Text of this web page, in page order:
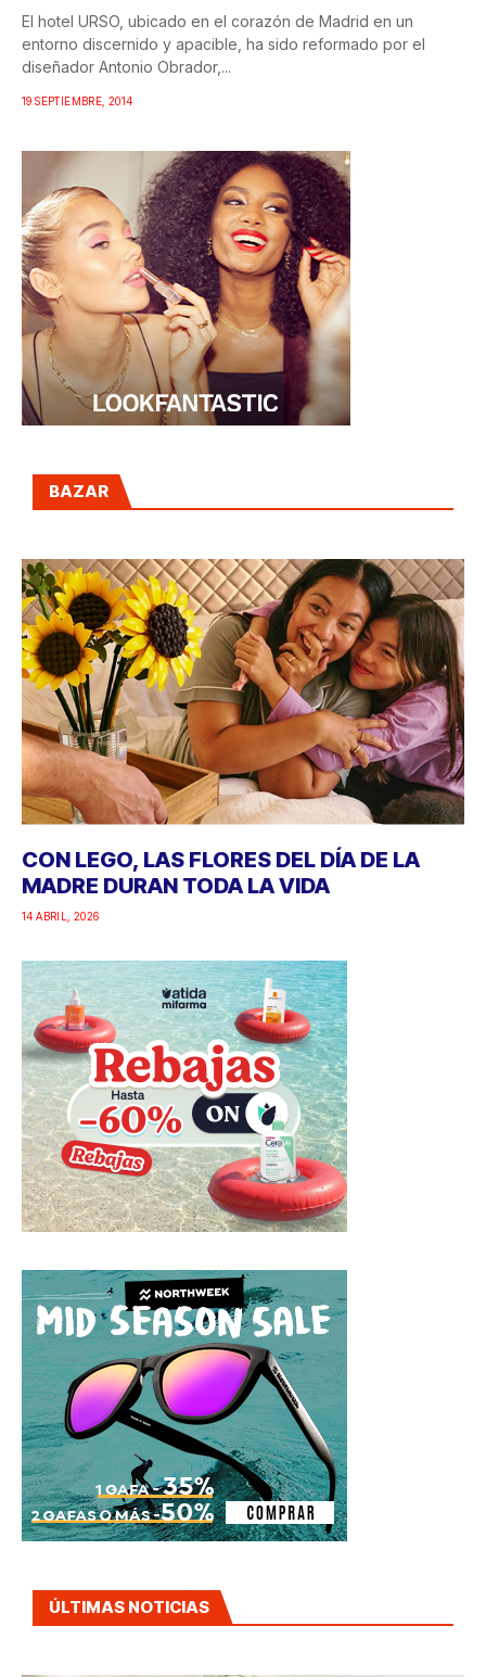
El hotel URSO, ubicado en el corazón de Madrid en un
entorno discernido y apacible, ha sido reformado por el
diseñador Antonio Obrador,...
19 SEPTIEMBRE, 2014
BAZAR
CON LEGO, LAS FLORES DEL DÍA DE LA
MADRE DURAN TODA LA VIDA
14 ABRIL, 2026
ÚLTIMAS NOTICIAS